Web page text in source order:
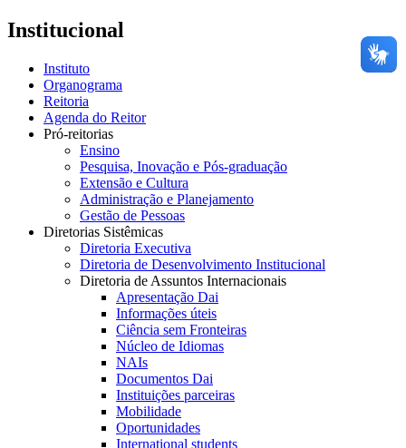
Institucional
Instituto
Organograma
Reitoria
Agenda do Reitor
Pró-reitorias
Ensino
Pesquisa, Inovação e Pós-graduação
Extensão e Cultura
Administração e Planejamento
Gestão de Pessoas
Diretorias Sistêmicas
Diretoria Executiva
Diretoria de Desenvolvimento Institucional
Diretoria de Assuntos Internacionais
Apresentação Dai
Informações úteis
Ciência sem Fronteiras
Núcleo de Idiomas
NAIs
Documentos Dai
Instituições parceiras
Mobilidade
Oportunidades
International students